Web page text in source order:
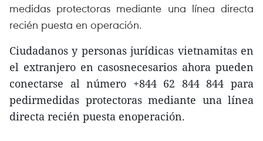
medidas protectoras mediante una línea directa
recién puesta en operación.
Ciudadanos y personas jurídicas vietnamitas en
el extranjero en casosnecesarios ahora pueden
conectarse al número +844 62 844 844 para
pedirmedidas protectoras mediante una línea
directa recién puesta enoperación.